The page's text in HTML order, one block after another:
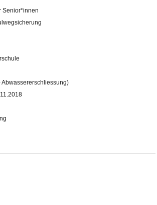
Senior*innen
Abwassererschliessung)